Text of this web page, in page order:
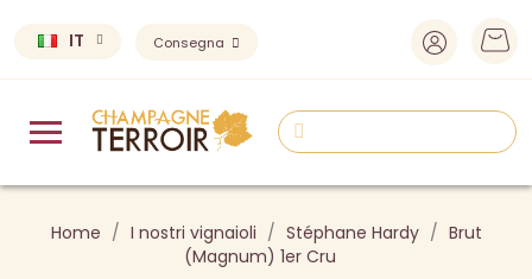
IT Consegna
Home I nostri vignaioli Stéphane Hardy
Brut
(Magnum) 1er Cru